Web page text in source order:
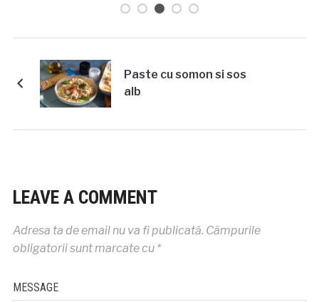
Paste cu somon si sos
alb
LEAVE A COMMENT
Adresa ta de email nu va fi publicată. Câmpurile
obligatorii sunt marcate cu *
MESSAGE